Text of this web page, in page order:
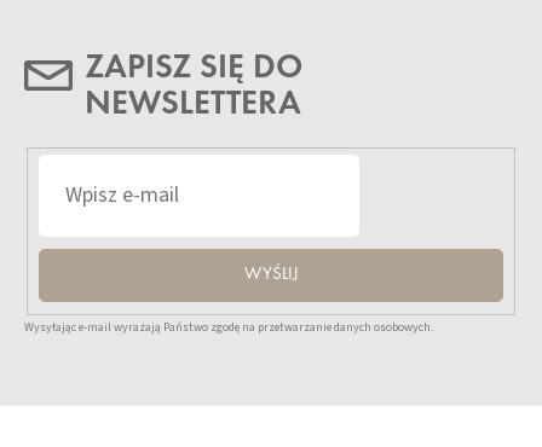
ZAPISZ SIĘ DO
NEWSLETTERA
WYŚLIJ
Wysyłając e-mail wyrażają Państwo zgodę na przetwarzanie danych osobowych.